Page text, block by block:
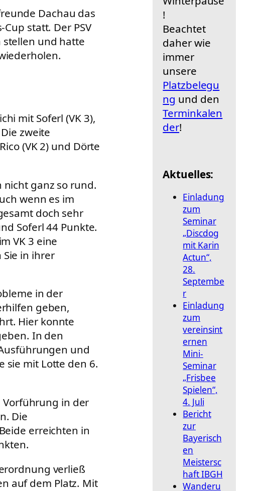
Dachau das
statt. Der PSV
und hatte
mit Soferl (VK 3),
zweite
(VK 2) und Dörte
ganz so rund.
wenn es im
doch sehr
Soferl 44 Punkte.
VK 3 eine
in ihrer
in der
geben,
Hier konnte
In den
und
sie mit Lotte den 6.
Vorführung in der
Die
erreichten in
verließ
auf dem Platz. Mit
!
Beachtet
daher wie
immer
unsere
Platzbelegu
ng und den
Terminkalen
der!
Aktuelles:
Einladung
zum
Seminar
„Discdog
mit Karin
Actun“,
28.
Septembe
r
Einladung
zum
vereinsint
ernen
Mini-
Seminar
„Frisbee
Spielen“,
4. Juli
Bericht
zur
Bayerisch
en
Meistersc
haft IBGH
Wanderu